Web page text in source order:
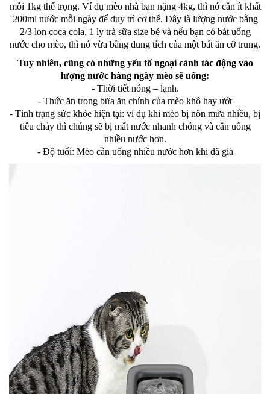
mỗi 1kg thể trọng. Ví dụ mèo nhà bạn nặng 4kg, thì nó cần ít khất
200ml nước mỗi ngày để duy trì cơ thể. Đây là lượng nước bằng
2/3 lon coca cola, 1 ly trà sữa size bé và nếu bạn có bát uống
nước cho mèo, thì nó vừa bằng dung tích của một bát ăn cỡ trung.
Tuy nhiên, cũng có những yếu tố ngoại cảnh tác động vào
lượng nước hàng ngày mèo sẽ uống:
- Thời tiết nóng – lạnh.
- Thức ăn trong bữa ăn chính của mèo khô hay ướt
- Tình trạng sức khỏe hiện tại: ví dụ khi mèo bị nôn mửa nhiều, bị
tiêu chảy thì chúng sẽ bị mất nước nhanh chóng và cần uống
nhiều nước hơn.
- Độ tuổi: Mèo cần uống nhiều nước hơn khi đã già